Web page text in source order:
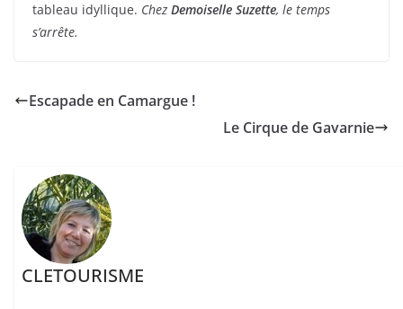
tableau idyllique. Chez Demoiselle Suzette, le temps
s’arrête.
Escapade en Camargue !
Le Cirque de Gavarnie
CLETOURISME